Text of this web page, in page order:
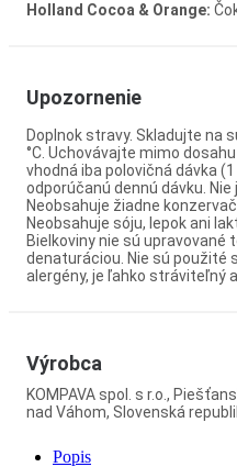
Holland Cocoa & Orange:
Upozornenie
Doplnok stravy. Skladujte na
°C. Uchovávajte mimo
vhodná iba polovičná dávka
odporúčanú dennú dávku.
Neobsahuje žiadne
Neobsahuje sóju, lepok ani
Bielkoviny nie sú upravované
denaturáciou. Nie sú použité
alergény, je ľahko stráviteľný
Výrobca
KOMPAVA spol. s r.o.,
nad Váhom, Slovenská
Popis